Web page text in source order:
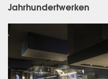
Jahrhundertwerken